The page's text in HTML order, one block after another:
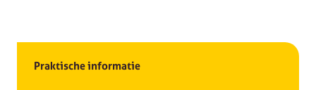
Praktische informatie